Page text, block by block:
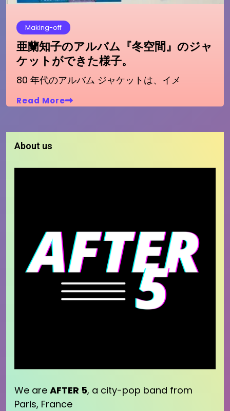
Making-off
亜蘭知子のアルバム『冬空間』のジャ
ケットができた様子。
80 年代のアルバム ジャケットは、イメ
Read More
About us
We are AFTER 5, a city-pop band from
Paris, France